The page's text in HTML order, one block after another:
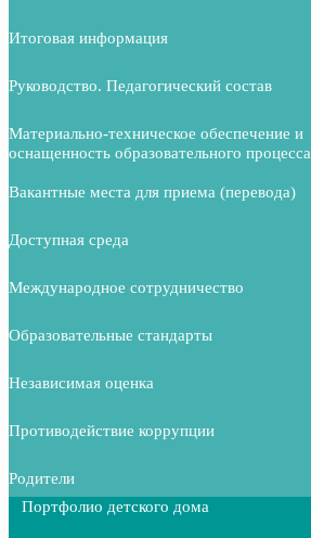
Итоговая информация
Руководство. Педагогический состав
Материально-техническое обеспечение и
оснащенность образовательного процесса
Вакантные места для приема (перевода)
Доступная среда
Международное сотрудничество
Образовательные стандарты
Независимая оценка
Противодействие коррупции
Родители
Портфолио детского дома